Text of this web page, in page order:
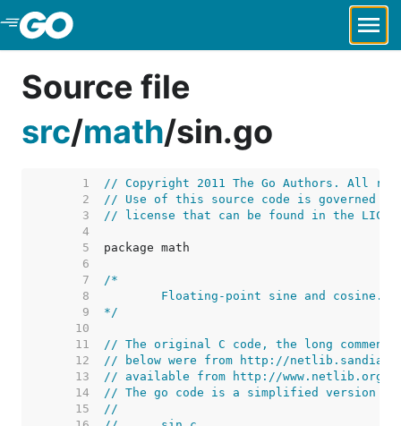
Skip to Main Content
Source file
src/math/sin.go
     1
// Copyright 2011 The Go Authors. All
     2
// Use of this source code is governed by
     3
// license that can be found in the
     4
     5
     6
     7
     8
     9
*/
    10
    11
// The original C code, the long
    12
// below were from http://
    13
// available from http://www.netlib.org/
    14
// The go code is a simplified version
    15
//